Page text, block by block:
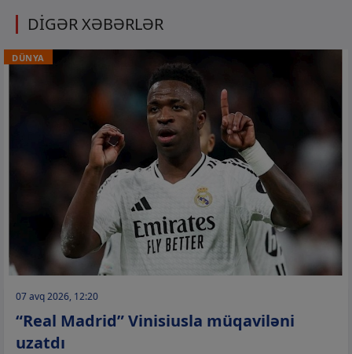
DİGƏR XƏBƏRLƏR
DÜNYA
07 avq 2026, 12:20
“Real Madrid” Vinisiusla müqaviləni
uzatdı